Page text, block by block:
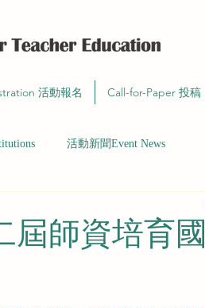
活動報名 Call-for-Paper 投稿
活動新聞Event News
屆師資培育國